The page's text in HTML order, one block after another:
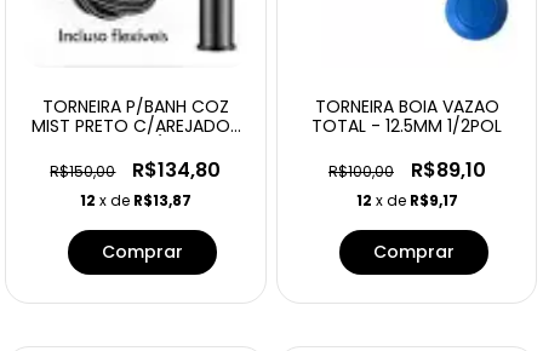
TORNEIRA P/BANH COZ
MIST PRETO C/AREJADOR
R$150,00 R$134,80
12 x de R$13,87
TORNEIRA BOIA VAZAO
TOTAL - 12.5MM 1/2POL
R$100,00 R$89,10
12 x de R$9,17